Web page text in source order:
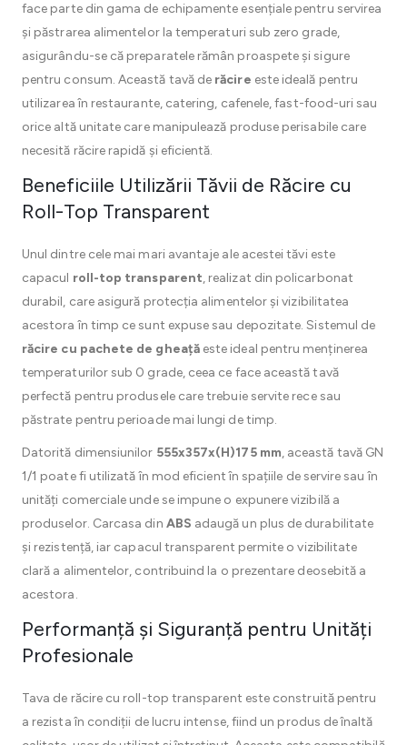
face parte din gama de echipamente esențiale pentru servirea
și păstrarea alimentelor la temperaturi sub zero grade,
asigurându-se că preparatele rămân proaspete și sigure
pentru consum. Această tavă de răcire este ideală pentru
utilizarea în restaurante, catering, cafenele, fast-food-uri sau
orice altă unitate care manipulează produse perisabile care
necesită răcire rapidă și eficientă.
Beneficiile Utilizării Tăvii de Răcire cu
Roll-Top Transparent
Unul dintre cele mai mari avantaje ale acestei tăvi este
capacul roll-top transparent, realizat din policarbonat
durabil, care asigură protecția alimentelor și vizibilitatea
acestora în timp ce sunt expuse sau depozitate. Sistemul de
răcire cu pachete de gheațăeste ideal pentru menținerea
temperaturilor sub 0 grade, ceea ce face această tavă
perfectă pentru produsele care trebuie servite rece sau
păstrate pentru perioade mai lungi de timp.
Datorită dimensiunilor 555x357x(H)175 mm, această tavă GN
1/1 poate fi utilizată în mod eficient în spațiile de servire sau în
unități comerciale unde se impune o expunere vizibilă a
produselor. Carcasa din ABS adaugă un plus de durabilitate
și rezistență, iar capacul transparent permite o vizibilitate
clară a alimentelor, contribuind la o prezentare deosebită a
acestora.
Performanță și Siguranță pentru Unități
Profesionale
Tava de răcire cu roll-top transparent este construită pentru
a rezista în condiții de lucru intense, fiind un produs de înaltă